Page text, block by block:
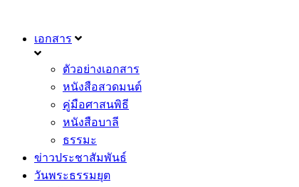
เอกสาร
ตัวอย่างเอกสาร
หนังสือสวดมนต์
คู่มือศาสนพิธี
หนังสือบาลี
ธรรมะ
ข่าวประชาสัมพันธ์
วันพระธรรมยุต